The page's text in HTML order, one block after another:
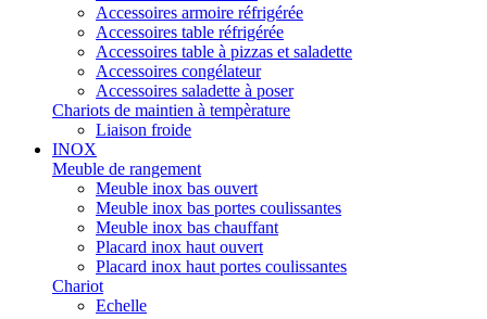
Accessoires armoire réfrigérée
Accessoires table réfrigérée
Accessoires table à pizzas et saladette
Accessoires congélateur
Accessoires saladette à poser
Chariots de maintien à tempèrature
Liaison froide
INOX
Meuble de rangement
Meuble inox bas ouvert
Meuble inox bas portes coulissantes
Meuble inox bas chauffant
Placard inox haut ouvert
Placard inox haut portes coulissantes
Chariot
Echelle